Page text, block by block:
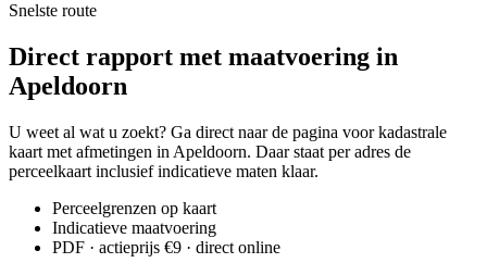
Snelste route
Direct rapport met maatvoering in
Apeldoorn
U weet al wat u zoekt? Ga direct naar de pagina voor kadastrale
kaart met afmetingen in Apeldoorn. Daar staat per adres de
perceelkaart inclusief indicatieve maten klaar.
Perceelgrenzen op kaart
Indicatieve maatvoering
PDF · actieprijs €9 · direct online